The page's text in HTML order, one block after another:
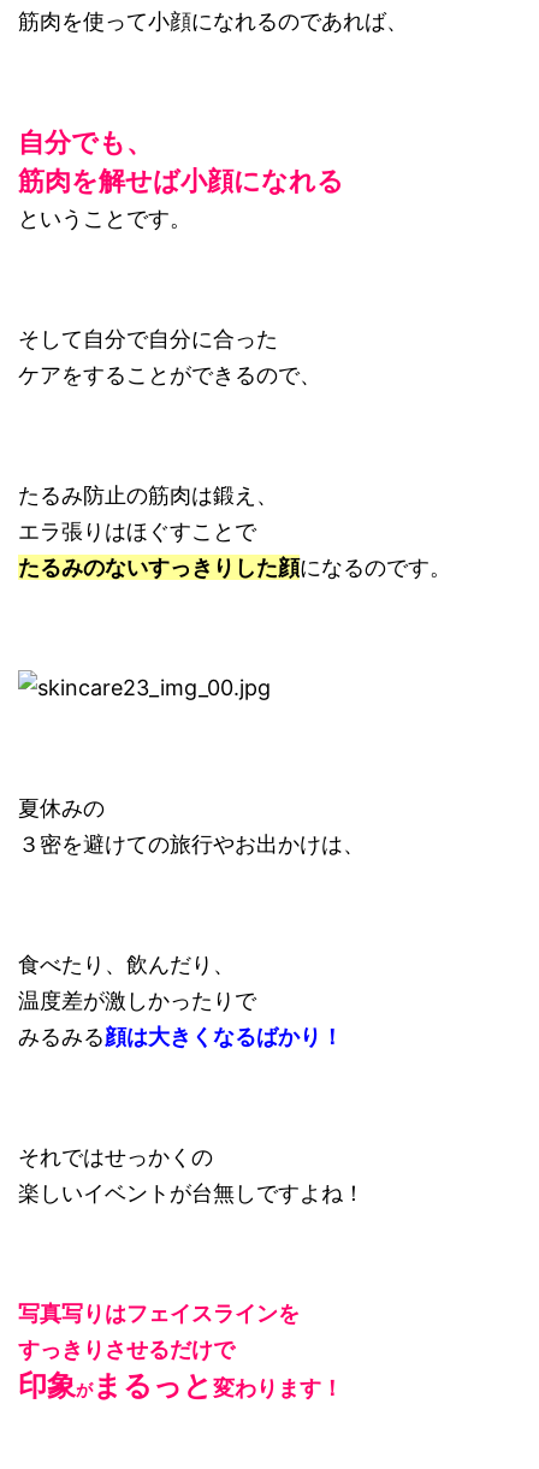
筋肉を使って小顔になれるのであれば、
自分でも、
筋肉を解せば小顔になれる
ということです。
そして自分で自分に合った
ケアをすることができるので、
たるみ防止の筋肉は鍛え、
エラ張りはほぐすことで
たるみのないすっきりした顔になるのです。
夏休みの
３密を避けての旅行やお出かけは、
食べたり、飲んだり、
温度差が激しかったりで
みるみる顔は大きくなるばかり！
それではせっかくの
楽しいイベントが台無しですよね！
写真写りはフェイスラインを
すっきりさせるだけで
印象がまるっと 変わります！